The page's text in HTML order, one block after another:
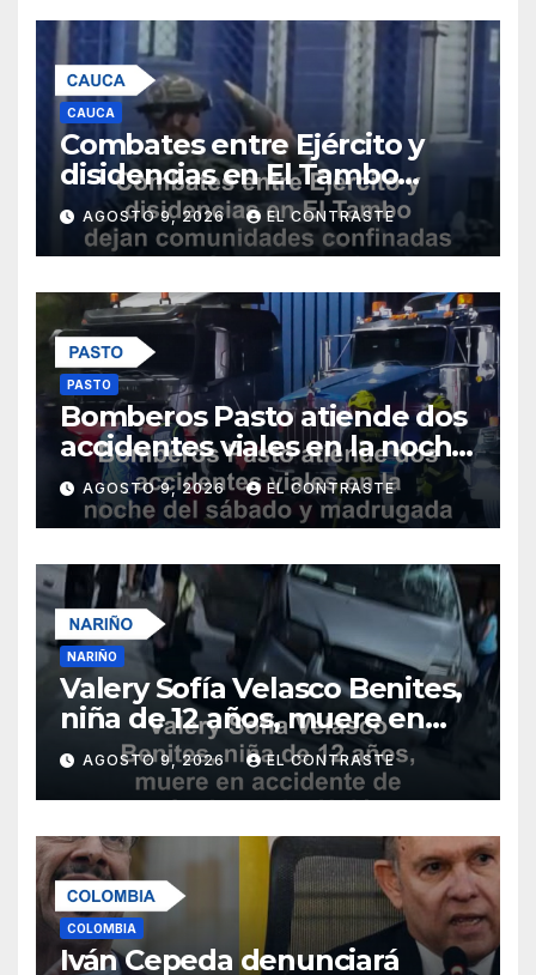
CAUCA
Combates entre Ejército y
disidencias en El Tambo
dejan comunidades
confinadas por fuego
cruzado
AGOSTO 9, 2026 EL CONTRASTE
PASTO
Bomberos Pasto atiende dos
accidentes viales en la noche
del sábado y madrugada del
domingo
AGOSTO 9, 2026 EL CONTRASTE
NARIÑO
Valery Sofía Velasco Benites,
niña de 12 años, muere en
accidente de tránsito en La
Unión
AGOSTO 9, 2026 EL CONTRASTE
COLOMBIA
Iván Cepeda denunciará